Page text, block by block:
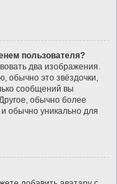
пользователя?
два изображения.
обычно это звёздочки,
сообщений вы
обычно более
обычно уникально для